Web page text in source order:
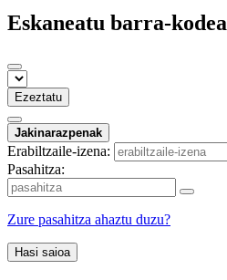
Eskaneatu barra-kodea
Ezeztatu
Jakinarazpenak
Erabiltzaile-izena:
Pasahitza:
Zure pasahitza ahaztu duzu?
Hasi saioa